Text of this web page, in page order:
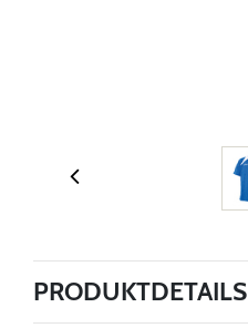
PRODUKTDETAILS